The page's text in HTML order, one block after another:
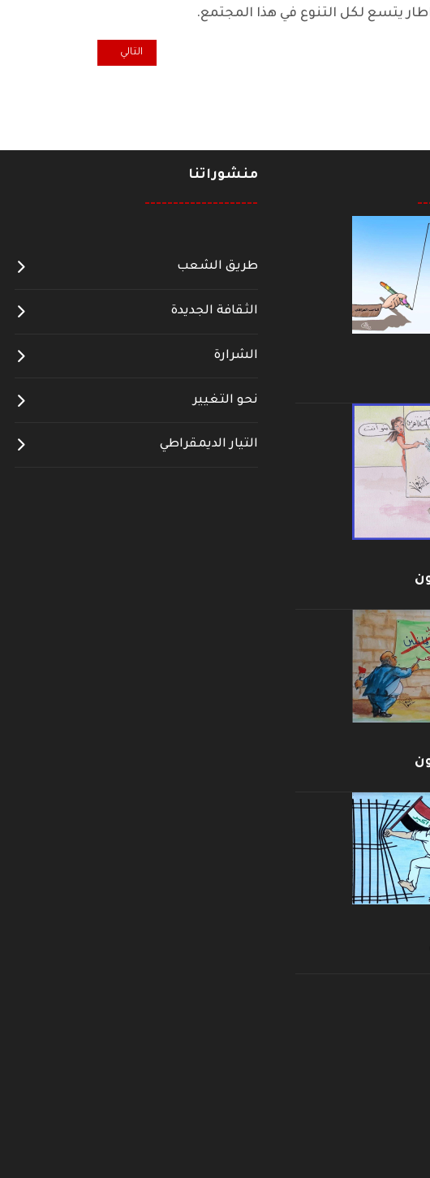
اطار يتسع لكل التنوع في هذا المجتمع.
المقال التالي: أما آن الاوان
التالي
منشوراتنا
--------------------
طريق الشعب
الثقافة الجديدة
الشرارة
نحو التغيير
التيار الديمقراطي